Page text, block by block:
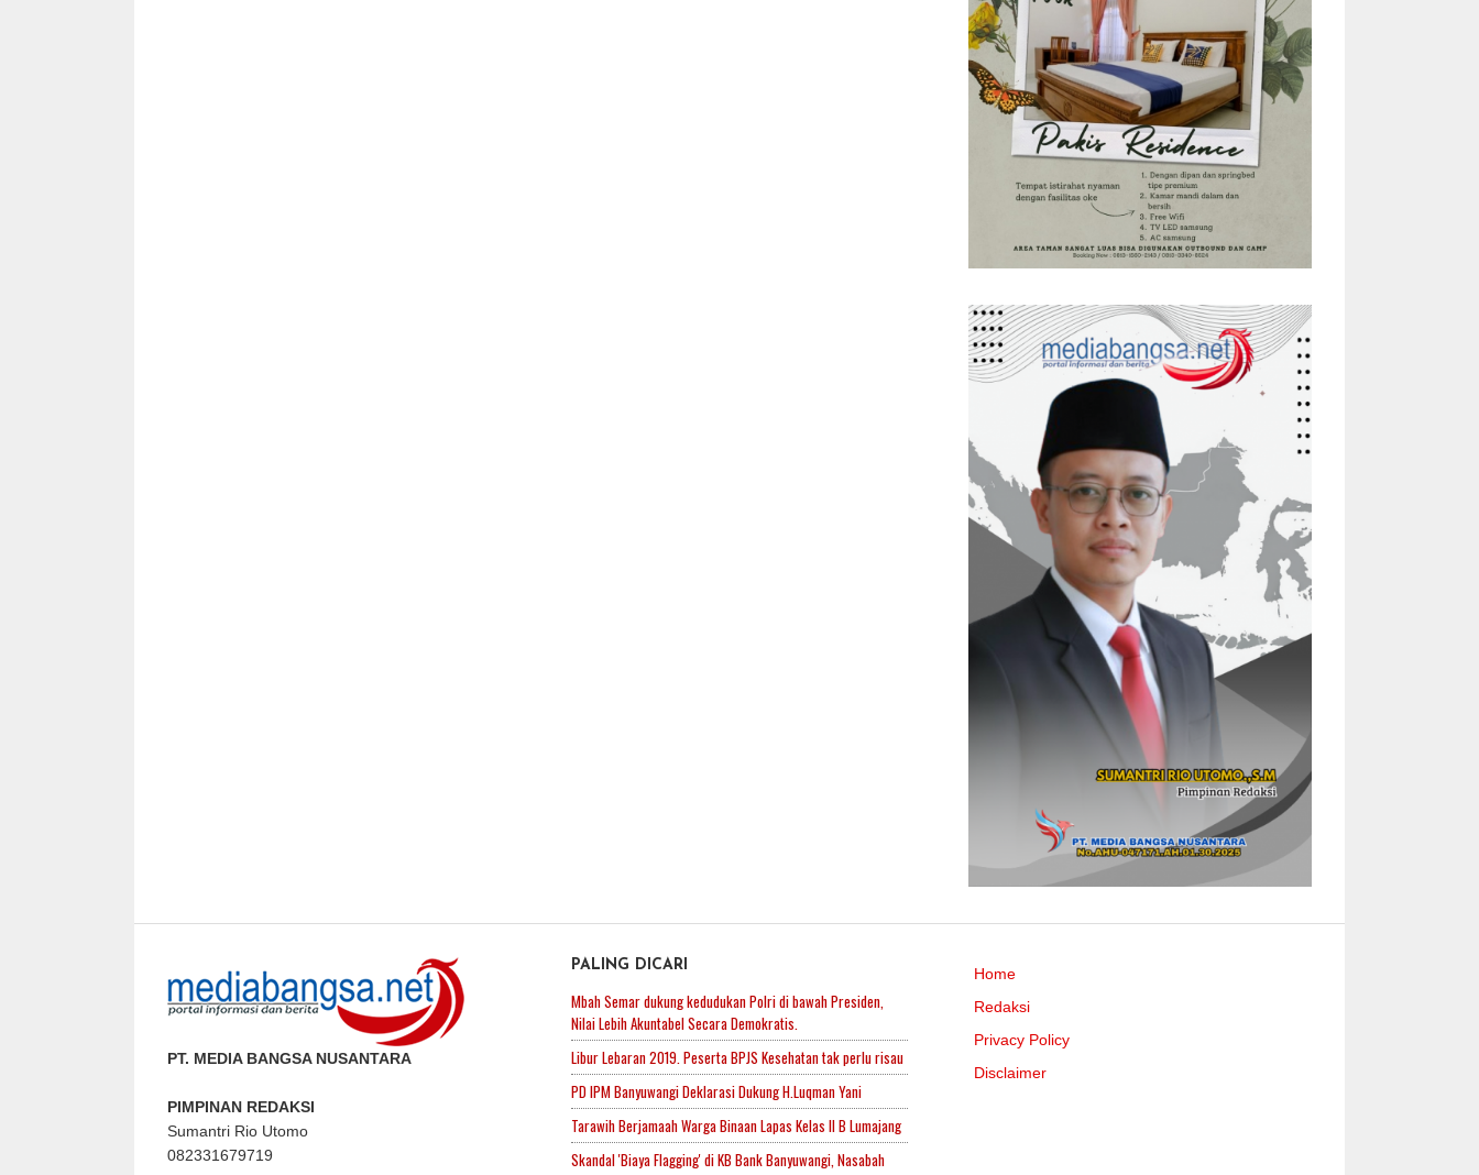
PT. MEDIA BANGSA NUSANTARA
PIMPINAN REDAKSI
Sumantri Rio Utomo
082331679719
PALING DICARI
Mbah Semar dukung kedudukan Polri di bawah Presiden,
Nilai Lebih Akuntabel Secara Demokratis.
Libur Lebaran 2019. Peserta BPJS Kesehatan tak perlu risau
PD IPM Banyuwangi Deklarasi Dukung H.Luqman Yani
Tarawih Berjamaah Warga Binaan Lapas Kelas II B Lumajang
Skandal 'Biaya Flagging' di KB Bank Banyuwangi, Nasabah
Home
Redaksi
Privacy Policy
Disclaimer